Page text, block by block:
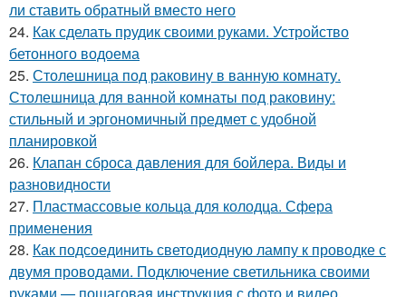
ли ставить обратный вместо него
24. Как сделать прудик своими руками. Устройство
бетонного водоема
25. Столешница под раковину в ванную комнату.
Столешница для ванной комнаты под раковину:
стильный и эргономичный предмет с удобной
планировкой
26. Клапан сброса давления для бойлера. Виды и
разновидности
27. Пластмассовые кольца для колодца. Сфера
применения
28. Как подсоединить светодиодную лампу к проводке с
двумя проводами. Подключение светильника своими
руками — пошаговая инструкция с фото и видео.